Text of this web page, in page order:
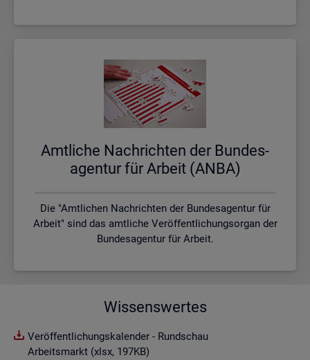
Amt­li­che Nach­rich­ten der Bun­des­
agen­tur für Ar­beit (ANBA)
Die "Amtlichen Nachrichten der Bundesagentur für
Arbeit" sind das amtliche Veröffentlichungsorgan der
Bundesagentur für Arbeit.
Wissenswertes
Veröffentlichungskalender - Rundschau
Arbeitsmarkt (xlsx, 197KB)